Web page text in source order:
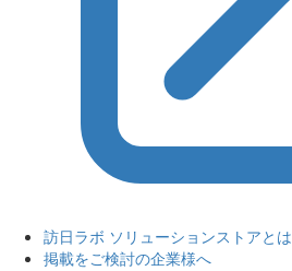
訪日ラボ ソリューションストアとは
掲載をご検討の企業様へ